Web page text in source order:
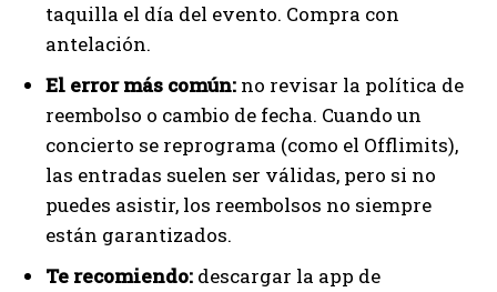
taquilla el día del evento. Compra con
antelación.
El error más común: no revisar la política de
reembolso o cambio de fecha. Cuando un
concierto se reprograma (como el Offlimits),
las entradas suelen ser válidas, pero si no
puedes asistir, los reembolsos no siempre
están garantizados.
Te recomiendo: descargar la app de